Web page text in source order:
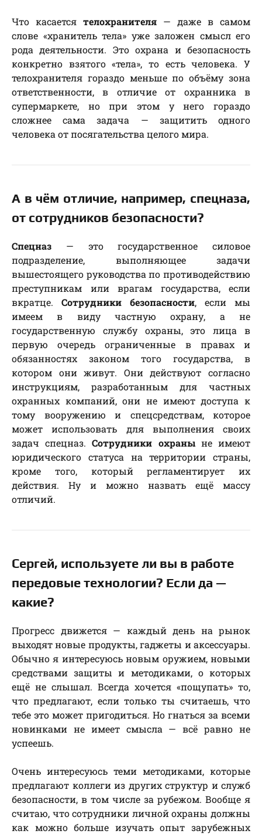
Что касается телохранителя — даже в самом
слове «хранитель тела» уже заложен смысл его
рода деятельности. Это охрана и безопасность
конкретно взятого «тела», то есть человека. У
телохранителя гораздо меньше по объёму зона
ответственности, в отличие от охранника в
супермаркете, но при этом у него гораздо
сложнее сама задача — защитить одного
человека от посягательства целого мира.
А в чём отличие, например, спецназа,
от сотрудников безопасности?
Спецназ — это государственное силовое
подразделение, выполняющее задачи
вышестоящего руководства по противодействию
преступникам или врагам государства, если
вкратце. Сотрудники безопасности, если мы
имеем в виду частную охрану, а не
государственную службу охраны, это лица в
первую очередь ограниченные в правах и
обязанностях законом того государства, в
котором они живут. Они действуют согласно
инструкциям, разработанным для частных
охранных компаний, они не имеют доступа к
тому вооружению и спецсредствам, которое
может использовать для выполнения своих
задач спецназ.Сотрудники охраныне имеют
юридического статуса на территории страны,
кроме того, который регламентирует их
действия. Ну и можно назвать ещё массу
отличий.
Сергей, используете ли вы в работе
передовые технологии? Если да —
какие?
Прогресс движется — каждый день на рынок
выходят новые продукты, гаджеты и аксессуары.
Обычно я интересуюсь новым оружием, новыми
средствами защиты и методиками, о которых
ещё не слышал. Всегда хочется «пощупать» то,
что предлагают, если только ты считаешь, что
тебе это может пригодиться. Но гнаться за всеми
новинками не имеет смысла — всё равно не
успеешь.
Очень интересуюсь теми методиками, которые
предлагают коллеги из других структур и служб
безопасности, в том числе за рубежом. Вообще я
считаю, что сотрудники личной охраны должны
как можно больше изучать опыт зарубежных